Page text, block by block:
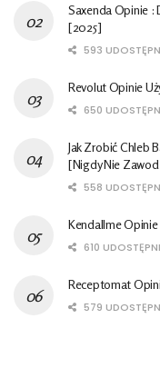
Saxenda Opinie :
[2025]
593
Revolut Opinie
650
Jak Zrobić Chleb
[Nigdy Nie
558
Kendallme
610
Receptomat
579